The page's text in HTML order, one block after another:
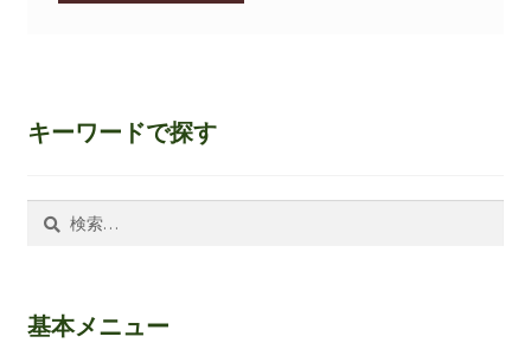
キーワードで探す
基本メニュー